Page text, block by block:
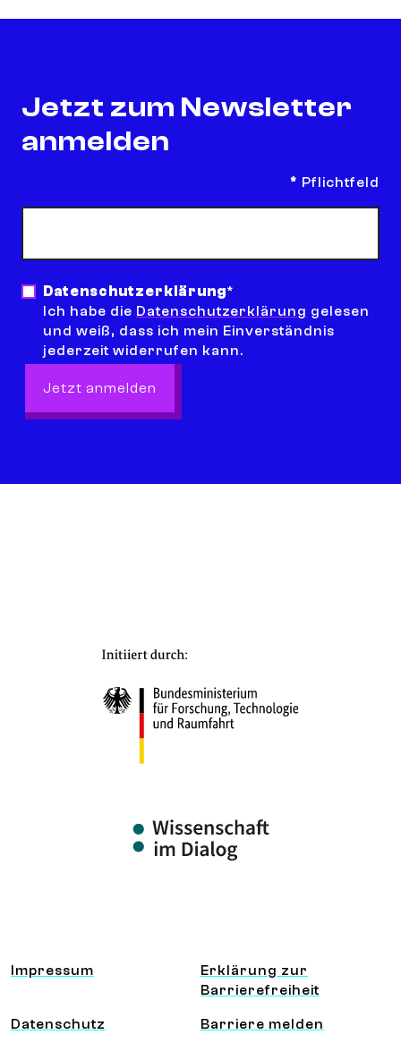
Jetzt zum Newsletter
anmelden
* Pflichtfeld
Datenschutzerklärung*
Ich habe die Datenschutzerklärung gelesen
und weiß, dass ich mein Einverständnis
jederzeit widerrufen kann.
Jetzt anmelden
Information und Service
Impressum
Erklärung zur
Barrierefreiheit
Datenschutz Barriere melden